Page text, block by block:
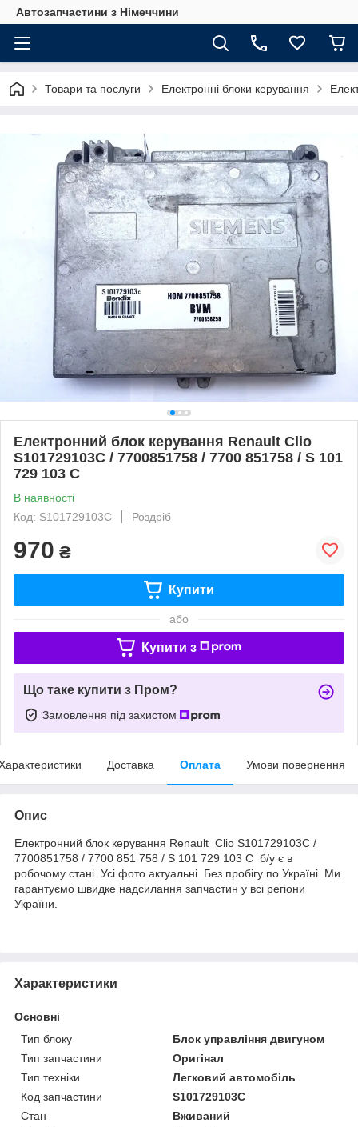
Автозапчастини з Німеччини
Товари та послуги Електронні блоки керування
Електронний блок керування Renault Clio
S101729103C / 7700851758 / 7700 851758 / S 101
729 103 C
В наявності
Код: S101729103C
Роздріб
970 ₴
Купити
або
Купити з
Що таке купити з Пром?
Замовлення під захистом
Доставка Оплата Умови повернення
Опис
Електронний блок керування Renault Clio S101729103C /
7700851758 / 7700 851 758 / S 101 729 103 C б/у є в
робочому стані. Усі фото актуальні. Без пробігу по Україні. Ми
гарантуємо швидке надсилання запчастин у всі регіони
України.
Характеристики
Основні
Тип блоку
Блок управління двигуном
Тип запчастини
Оригінал
Тип техніки
Легковий автомобіль
Код запчастини
S101729103C
Стан
Вживаний